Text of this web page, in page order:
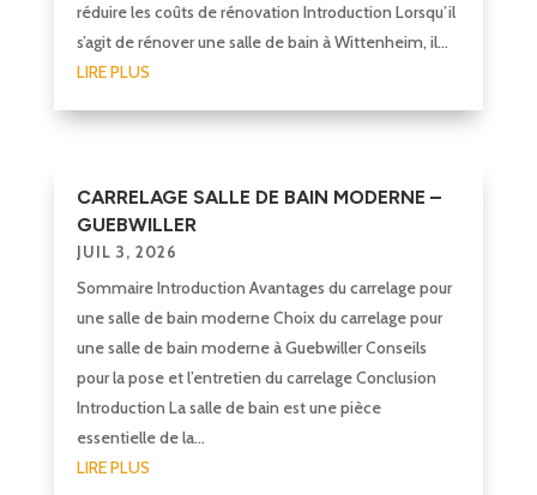
réduire les coûts de rénovation Introduction Lorsqu’il
s’agit de rénover une salle de bain à Wittenheim, il...
LIRE PLUS
CARRELAGE SALLE DE BAIN MODERNE –
GUEBWILLER
JUIL 3, 2026
Sommaire Introduction Avantages du carrelage pour
une salle de bain moderne Choix du carrelage pour
une salle de bain moderne à Guebwiller Conseils
pour la pose et l’entretien du carrelage Conclusion
Introduction La salle de bain est une pièce
essentielle de la...
LIRE PLUS